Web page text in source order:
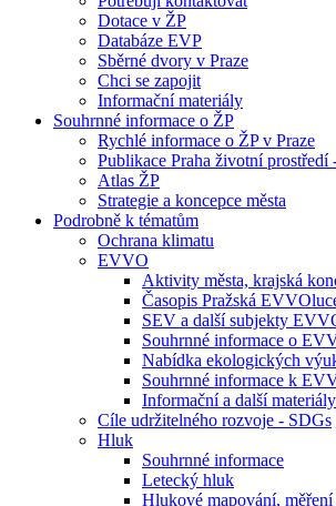
Dotace v ŽP
Databáze EVP
Sběrné dvory v Praze
Chci se zapojit
Informační materiály
Souhrnné informace o ŽP
Rychlé informace o ŽP v Praze
Publikace Praha životní
Atlas ŽP
Strategie a koncepce města
Podrobně k tématům
Ochrana klimatu
EVVO
Aktivity města, krajská
Časopis Pražská
SEV a další subjekty
Souhrnné informace o
Nabídka ekologických
Souhrnné informace k
Informační a další
Cíle udržitelného rozvoje - SDGs
Hluk
Souhrnné informace
Letecký hluk
Hlukové mapování,